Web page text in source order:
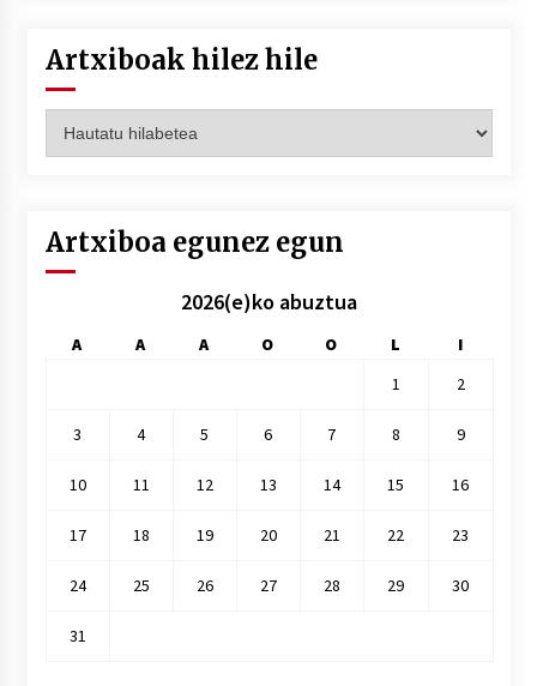
Artxiboak hilez hile
hilez
Artxiboa egunez egun
2026(e)ko abuztua
A A A O O L
I
1
2
3 4 5 6 7 8 9
10 11 12 13 14 15 16
17 18 19 20 21 22 23
24 25 26 27 28 29 30
31